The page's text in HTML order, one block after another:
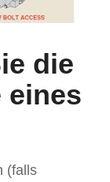
die
eines
(falls